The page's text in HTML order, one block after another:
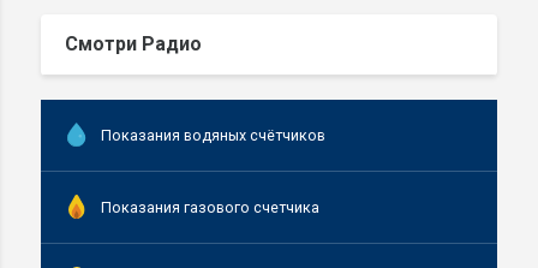
Смотри Радио
Показания водяных счётчиков
Показания газового счетчика